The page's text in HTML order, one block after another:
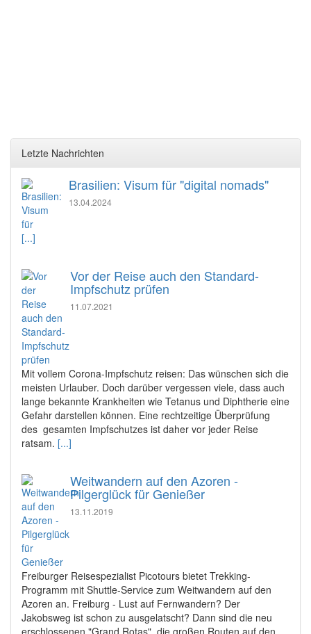
Letzte Nachrichten
Brasilien: Visum für "digital nomads"
13.04.2024
[...]
Vor der Reise auch den Standard-
Impfschutz prüfen
11.07.2021
Mit vollem Corona-Impfschutz reisen: Das wünschen sich die
meisten Urlauber. Doch darüber vergessen viele, dass auch
lange bekannte Krankheiten wie Tetanus und Diphtherie eine
Gefahr darstellen können. Eine rechtzeitige Überprüfung
des gesamten Impfschutzes ist daher vor jeder Reise
ratsam. [...]
Weitwandern auf den Azoren -
Pilgerglück für Genießer
13.11.2019
Freiburger Reisespezialist Picotours bietet Trekking-
Programm mit Shuttle-Service zum Weitwandern auf den
Azoren an. Freiburg - Lust auf Fernwandern? Der
Jakobsweg ist schon zu ausgelatscht? Dann sind die neu
erschlossenen "Grand Rotas", die großen Routen auf den